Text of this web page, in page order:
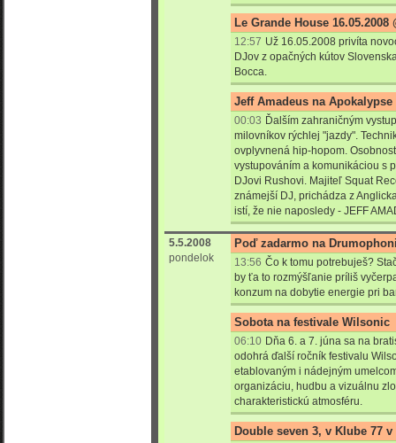
Le Grande House
12:57 Už 16.05.2008 privíta
DJov z opačných kútov
Bocca.
Jeff Amadeus na
00:03 Ďalším zahraničným
milovníkov rýchlej "jazdy".
ovplyvnená hip-hopom.
vystupováním a komunikáciou s
DJovi Rushovi. Majiteľ Squat
známejší DJ, prichádza z
istí, že nie naposledy - JEFF
5.5.2008
pondelok
Poď zadarmo na
13:56 Čo k tomu potrebuješ?
by ťa to rozmýšľanie príliš
konzum na dobytie energie pri
Sobota na festivale Wilsonic
06:10 Dňa 6. a 7. júna sa na
odohrá ďalší ročník festivalu
etablovaným i nádejným
organizáciu, hudbu a vizuálnu
charakteristickú atmosféru.
Double seven 3, v Klube 77